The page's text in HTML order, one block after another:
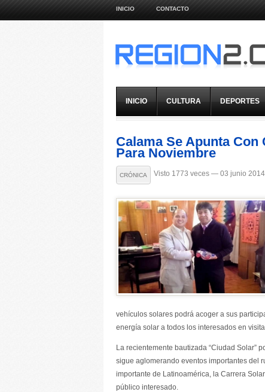
INICIO CONTACTO
INICIO CULTURA DEPORTES
Calama Se Apunta
Para Noviembre
CRÓNICA Visto 1773 veces — 03 junio 2014
vehículos solares podrá acoger a sus
energía solar a todos los interesados en
La recientemente bautizada “Ciudad Solar”
sigue aglomerando eventos importantes del
importante de Latinoamérica, la Carrera
público interesado.